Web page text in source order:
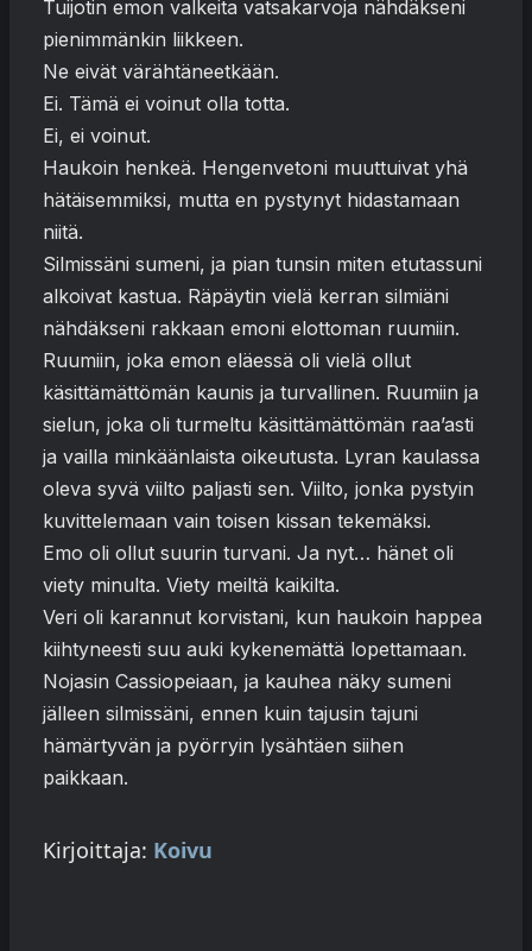
Tuijotin emon valkeita vatsakarvoja nähdäkseni
pienimmänkin liikkeen.
Ne eivät värähtäneetkään.
Ei. Tämä ei voinut olla totta.
Ei, ei voinut.
Haukoin henkeä. Hengenvetoni muuttuivat yhä
hätäisemmiksi, mutta en pystynyt hidastamaan
niitä.
Silmissäni sumeni, ja pian tunsin miten etutassuni
alkoivat kastua. Räpäytin vielä kerran silmiäni
nähdäkseni rakkaan emoni elottoman ruumiin.
Ruumiin, joka emon eläessä oli vielä ollut
käsittämättömän kaunis ja turvallinen. Ruumiin ja
sielun, joka oli turmeltu käsittämättömän raa’asti
ja vailla minkäänlaista oikeutusta. Lyran kaulassa
oleva syvä viilto paljasti sen. Viilto, jonka pystyin
kuvittelemaan vain toisen kissan tekemäksi.
Emo oli ollut suurin turvani. Ja nyt… hänet oli
viety minulta. Viety meiltä kaikilta.
Veri oli karannut korvistani, kun haukoin happea
kiihtyneesti suu auki kykenemättä lopettamaan.
Nojasin Cassiopeiaan, ja kauhea näky sumeni
jälleen silmissäni, ennen kuin tajusin tajuni
hämärtyvän ja pyörryin lysähtäen siihen
paikkaan.
Kirjoittaja: Koivu